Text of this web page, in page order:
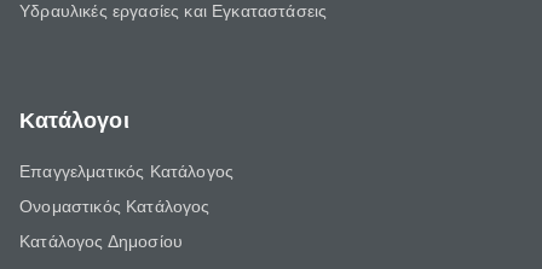
Υδραυλικές εργασίες και Εγκαταστάσεις
Κατάλογοι
Επαγγελματικός Κατάλογος
Ονομαστικός Κατάλογος
Κατάλογος Δημοσίου